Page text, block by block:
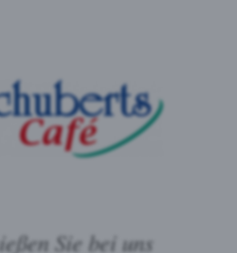
Sie bei uns